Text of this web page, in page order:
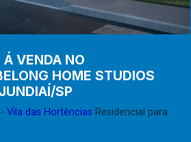
Á VENDA NO
HOME STUDIOS
SP
- Vila das Hortências Residencial para